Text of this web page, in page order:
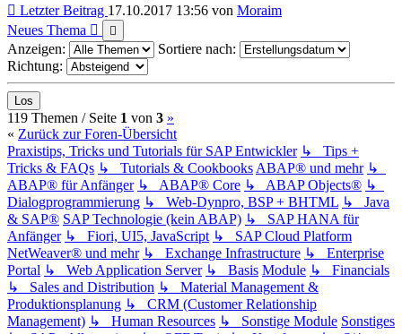
Letzter Beitrag 17.10.2017 13:56 von Moraim
Neues Thema
Anzeigen:
Sortiere nach:
Richtung:
119 Themen / Seite 1 von 3 (current)
»
« Zurück zur Foren-Übersicht
Praxistips, Tricks und Tutorials für SAP Entwickler ↳ Tips +
Tricks & FAQs ↳ Tutorials & Cookbooks ABAP® und mehr ↳
ABAP® für Anfänger ↳ ABAP® Core ↳ ABAP Objects® ↳
Dialogprogrammierung ↳ Web-Dynpro, BSP + BHTML ↳ Java
& SAP® SAP Technologie (kein ABAP) ↳ SAP HANA für
Anfänger ↳ Fiori, UI5, JavaScript ↳ SAP Cloud Platform
NetWeaver® und mehr ↳ Exchange Infrastructure ↳ Enterprise
Portal ↳ Web Application Server ↳ Basis Module ↳ Financials
↳ Sales and Distribution ↳ Material Management &
Produktionsplanung ↳ CRM (Customer Relationship
Management) ↳ Human Resources ↳ Sonstige Module Sonstiges